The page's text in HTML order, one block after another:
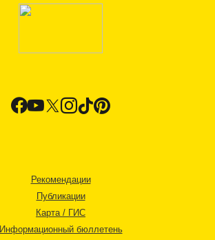
Рекомендации
Публикации
Карта / ГИС
Информационный бюллетень